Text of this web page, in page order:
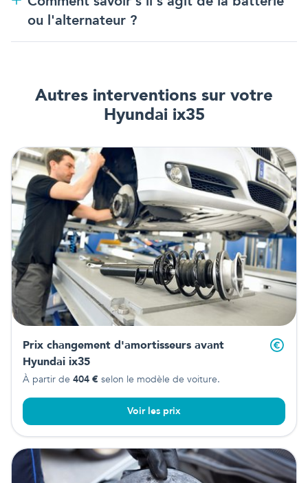
ou l'alternateur ?
Autres interventions sur votre
Hyundai ix35
Prix changement d'amortisseurs avant
Hyundai ix35
À partir de 404 € selon le modèle de voiture.
Voir les prix